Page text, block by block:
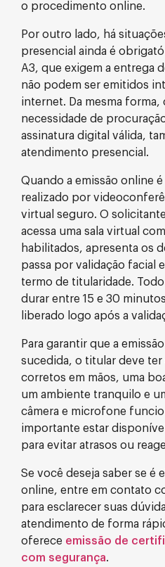
o procedimento online.
Por outro lado, há
presencial ainda é
A3, que exigem a entrega
não podem ser emitidos
internet. Da mesma forma,
necessidade de
assinatura digital válida,
atendimento presencial.
Quando a emissão online
realizado por
virtual seguro. O
acessa uma sala virtual
habilitados, apresenta os
passa por validação facial
termo de titularidade.
durar entre 15 e 30
liberado logo após a
Para garantir que a
sucedida, o titular deve
corretos em mãos, uma
um ambiente tranquilo e
câmera e microfone
importante estar
para evitar atrasos ou
Se você deseja saber se é
online, entre em contato
para esclarecer suas
atendimento de forma
oferece emissão de
com segurança.